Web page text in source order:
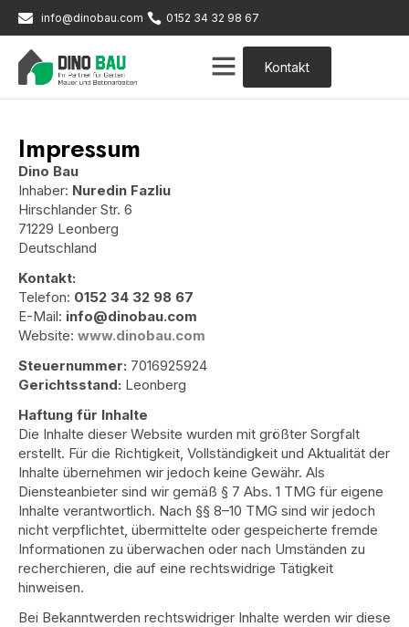
info@dinobau.com 0152 34 32 98 67
Kontakt
Impressum
Dino Bau
Inhaber: Nuredin Fazliu
Hirschlander Str. 6
71229 Leonberg
Deutschland
Kontakt:
Telefon: 0152 34 32 98 67
E-Mail: info@dinobau.com
Website: www.dinobau.com
Steuernummer: 7016925924
Gerichtsstand: Leonberg
Haftung für Inhalte
Die Inhalte dieser Website wurden mit größter Sorgfalt
erstellt. Für die Richtigkeit, Vollständigkeit und Aktualität der
Inhalte übernehmen wir jedoch keine Gewähr. Als
Diensteanbieter sind wir gemäß § 7 Abs. 1 TMG für eigene
Inhalte verantwortlich. Nach §§ 8–10 TMG sind wir jedoch
nicht verpflichtet, übermittelte oder gespeicherte fremde
Informationen zu überwachen oder nach Umständen zu
recherchieren, die auf eine rechtswidrige Tätigkeit
hinweisen.
Bei Bekanntwerden rechtswidriger Inhalte werden wir diese